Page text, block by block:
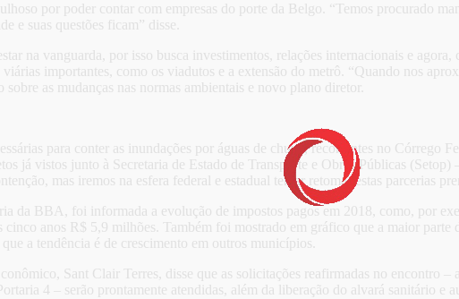
por poder contar com empresas do porte da Belgo. “Temos procurado
e suas questões ficam” disse.
na vanguarda, por isso busca investimentos, relações internacionais e
importantes, como os viadutos e a extensão do metrô. “Quando nos
as mudanças nas normas ambientais e novo plano diretor.
para conter as inundações por águas de chuva, recorrentes no
já vistos junto à Secretaria de Estado de Transporte e Obras Públicas
mas iremos na esfera federal e estadual tentar retomar estas parcerias
da BBA, foi informada a evolução de impostos pagos em 2018, como, por
anos R$ 5,9 milhões. Também foi mostrado em gráfico que a maior
a tendência é de crescimento em outros municípios.
Sant Clair Terres, disse que as solicitações reafirmadas no encontro
4 – serão prontamente atendidas, além da liberação do alvará sanitário e